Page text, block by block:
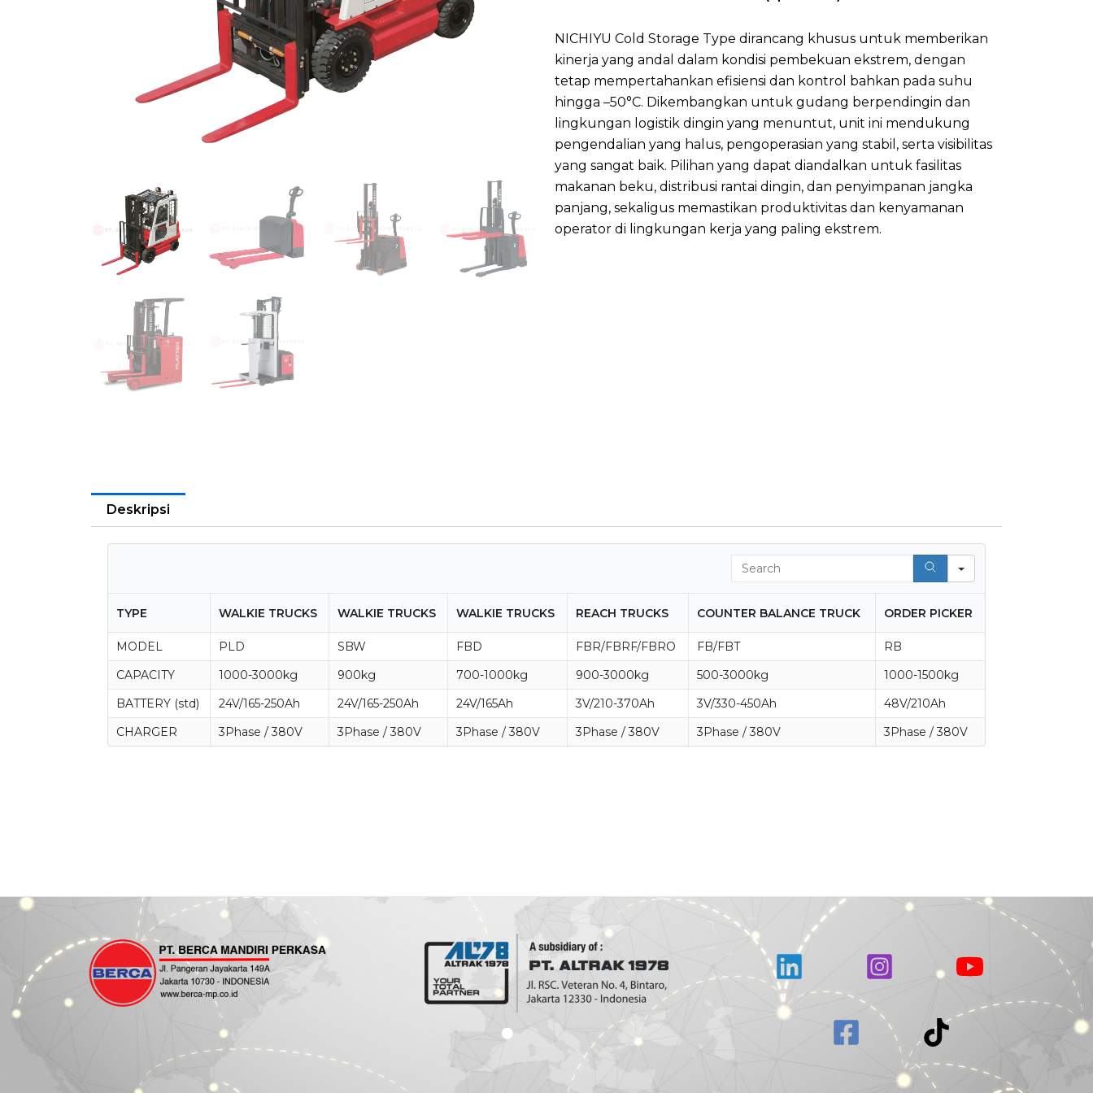
NICHIYU Cold Storage Type dirancang khusus untuk memberikan
kinerja yang andal dalam kondisi pembekuan ekstrem, dengan
tetap mempertahankan efisiensi dan kontrol bahkan pada suhu
hingga –50°C. Dikembangkan untuk gudang berpendingin dan
lingkungan logistik dingin yang menuntut, unit ini mendukung
pengendalian yang halus, pengoperasian yang stabil, serta visibilitas
yang sangat baik. Pilihan yang dapat diandalkan untuk fasilitas
makanan beku, distribusi rantai dingin, dan penyimpanan jangka
panjang, sekaligus memastikan produktivitas dan kenyamanan
operator di lingkungan kerja yang paling ekstrem.
Deskripsi
Search
TYPE WALKIE TRUCKS WALKIE TRUCKS WALKIE TRUCKS REACH TRUCKS COUNTER BALANCE TRUCK ORDER PICKER
MODEL PLD SBW FBD FBR/FBRF/FBRO FB/FBT
RB
CAPACITY
1000-3000kg 900kg 700-1000kg 900-3000kg 500-3000kg
1000-1500kg
BATTERY (std)
24V/165-250Ah 24V/165-250Ah 24V/165Ah 3V/210-370Ah 3V/330-450Ah
48V/210Ah
CHARGER
3Phase / 380V 3Phase / 380V 3Phase / 380V 3Phase / 380V 3Phase / 380V 3Phase / 380V